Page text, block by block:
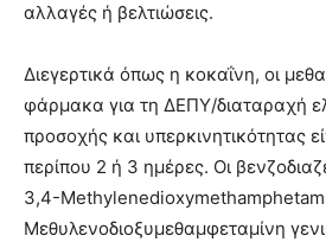
αλλαγές ή βελτιώσεις.
Διεγερτικά όπως η κοκαΐνη, οι
φάρμακα για τη ΔΕΠΥ/διαταραχή
προσοχής και υπερκινητικότητας
περίπου 2 ή 3 ημέρες. Οι
3,4-
Μεθυλενοδιοξυμεθαμφεταμίνη